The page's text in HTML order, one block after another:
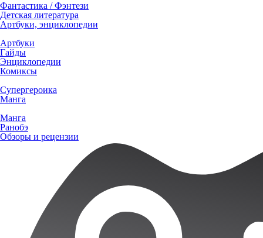
Фантастика / Фэнтези
Детская литература
Артбуки, энциклопедии
Артбуки
Гайды
Энциклопедии
Комиксы
Супергероика
Манга
Манга
Ранобэ
Обзоры и рецензии